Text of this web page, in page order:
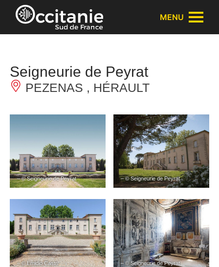
Panneau de gestion des cookies
MENU
Seigneurie de Peyrat
PEZENAS , HÉRAULT
– © Seigneurie de Peyrat – © Seigneurie de Peyrat
– © Emidio Castri – © Seigneurie de Peyrat